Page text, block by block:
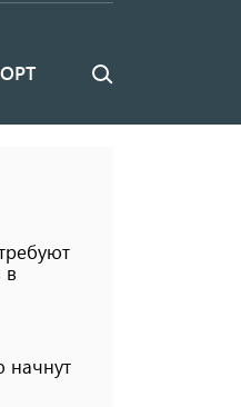
Поиск
в
начнут